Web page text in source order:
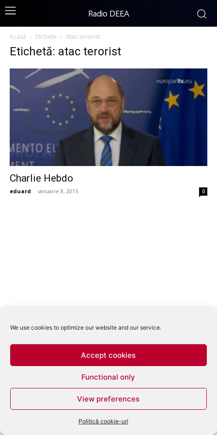
We use cookies to optimize our website and our service.
Accept cookies
Functional only
View preferences
Politică cookie-uri
Radio DEEA
Acasă Etichete Atac terorist
Etichetă: atac terorist
Charlie Hebdo
eduard - ianuarie 8, 2015 0